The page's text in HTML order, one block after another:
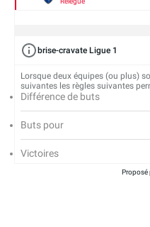
brise-cravate Ligue 1
Lorsque deux équipes (ou plus)
suivantes les règles suivantes
Différence de buts
Buts pour
Victoires
Proposé